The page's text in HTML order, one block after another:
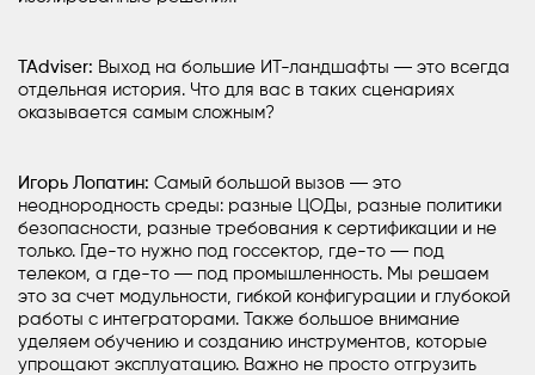
TAdviser: Выход на большие ИТ-ландшафты ― это всегда
отдельная история. Что для вас в таких сценариях
оказывается самым сложным?
Игорь Лопатин: Самый большой вызов ― это
неоднородность среды: разные
ЦОДы , разные политики
безопасности, разные требования к сертификации и не
только. Где-то нужно под госсектор, где-то ― под
телеком, а где-то ― под промышленность. Мы решаем
это за счет модульности, гибкой конфигурации и глубокой
работы с интеграторами. Также большое внимание
уделяем обучению и созданию инструментов, которые
упрощают эксплуатацию. Важно не просто отгрузить